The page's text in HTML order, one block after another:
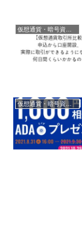
仮想通貨・暗号資産・ビットコイン
仮想通貨・暗号資産・ビットコイン